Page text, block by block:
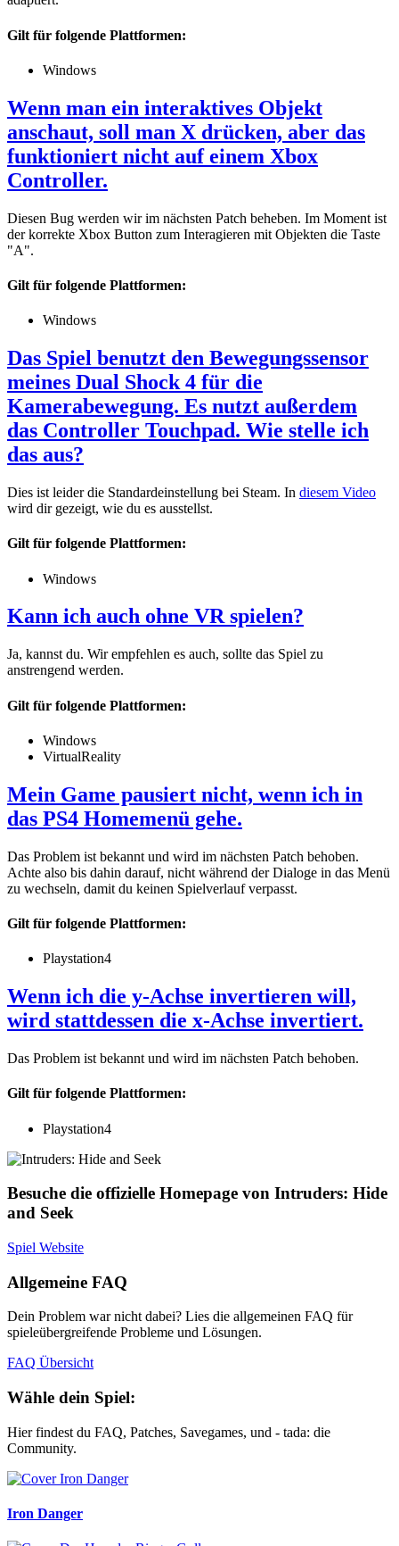
Gilt für folgende Plattformen:
Windows
Wenn man ein interaktives Objekt
anschaut, soll man X drücken, aber das
funktioniert nicht auf einem Xbox
Controller.
Diesen Bug werden wir im nächsten Patch beheben. Im Moment ist
der korrekte Xbox Button zum Interagieren mit Objekten die Taste
"A".
Gilt für folgende Plattformen:
Windows
Das Spiel benutzt den Bewegungssensor
meines Dual Shock 4 für die
Kamerabewegung. Es nutzt außerdem
das Controller Touchpad. Wie stelle ich
das aus?
Dies ist leider die Standardeinstellung bei Steam. In diesem Video
wird dir gezeigt, wie du es ausstellst.
Gilt für folgende Plattformen:
Windows
Kann ich auch ohne VR spielen?
Ja, kannst du. Wir empfehlen es auch, sollte das Spiel zu
anstrengend werden.
Gilt für folgende Plattformen:
Windows
VirtualReality
Mein Game pausiert nicht, wenn ich in
das PS4 Homemenü gehe.
Das Problem ist bekannt und wird im nächsten Patch behoben.
Achte also bis dahin darauf, nicht während der Dialoge in das Menü
zu wechseln, damit du keinen Spielverlauf verpasst.
Gilt für folgende Plattformen:
Playstation4
Wenn ich die y-Achse invertieren will,
wird stattdessen die x-Achse invertiert.
Das Problem ist bekannt und wird im nächsten Patch behoben.
Gilt für folgende Plattformen:
Playstation4
Besuche die offizielle Homepage von Intruders: Hide
and Seek
Spiel Website
Allgemeine FAQ
Dein Problem war nicht dabei? Lies die allgemeinen FAQ für
spieleübergreifende Probleme und Lösungen.
FAQ Übersicht
Wähle dein Spiel:
Hier findest du FAQ, Patches, Savegames, und - tada: die
Community.
Iron Danger